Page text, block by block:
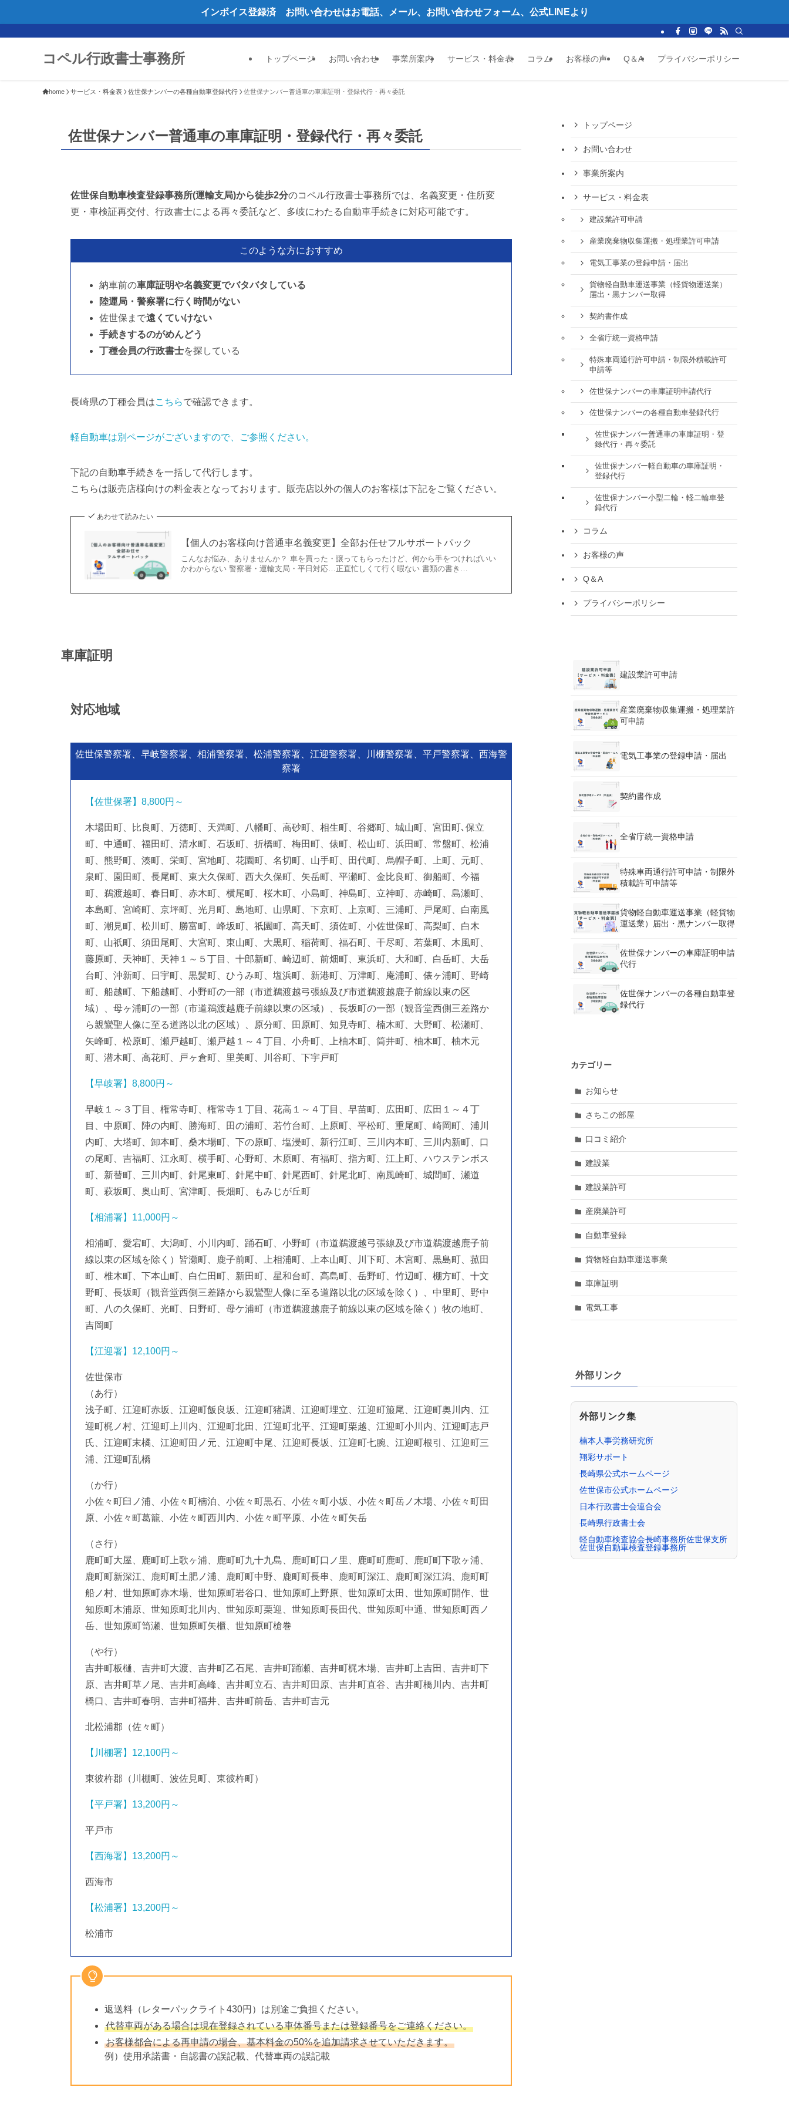
インボイス登録済 お問い合わせはお電話、メール、お問い合わせフォーム、公式LINEより
コペル行政書士事務所 トップページ お問い合わせ 事業所案内 サービス・料金表 コラム お客様の声 Q＆A プライバシーポリシー
home サービス・料金表 佐世保ナンバーの各種自動車登録代行 佐世保ナンバー普通車の車庫証明・登録代行・再々委託
佐世保ナンバー普通車の車庫証明・登録代行・再々委託
佐世保自動車検査登録事務所(運輸支局)から徒歩2分のコペル行政書士事務所では、名義変更・住所変
更・車検証再交付、行政書士による再々委託など、多岐にわたる自動車手続きに対応可能です。
このような方におすすめ
納車前の車庫証明や名義変更でバタバタしている
陸運局・警察署に行く時間がない
佐世保まで遠くていけない
手続きするのがめんどう
丁種会員の行政書士を探している
長崎県の丁種会員はこちらで確認できます。
軽自動車は別ページがございますので、ご参照ください。
下記の自動車手続きを一括して代行します。
こちらは販売店様向けの料金表となっております。販売店以外の個人のお客様は下記をご覧ください。
あわせて読みたい
【個人のお客様向け普通車名義変更】全部お任せフルサポートパック
こんなお悩み、ありませんか？ 車を買った・譲ってもらったけど、何から手をつければいい
かわからない 警察署・運輸支局・平日対応…正直忙しくて行く暇ない 書類の書き…
車庫証明
対応地域
佐世保警察署、早岐警察署、相浦警察署、松浦警察署、江迎警察署、川棚警察署、平戸警察署、西海警
察署
【佐世保署】8,800円～
木場田町、比良町、万徳町、天満町、八幡町、高砂町、相生町、谷郷町、城山町、宮田町､保立
町、中通町、福田町、清水町、石坂町、折橋町、梅田町、俵町、松山町、浜田町、常盤町、松浦
町、熊野町、湊町、栄町、宮地町、花園町、名切町、山手町、田代町、烏帽子町、上町、元町、
泉町、園田町、長尾町、東大久保町、西大久保町、矢岳町、平瀬町、金比良町、御船町、今福
町、鵜渡越町、春日町、赤木町、横尾町、桜木町、小島町、神島町、立神町、赤崎町、島瀬町、
本島町、宮崎町、京坪町、光月町、島地町、山県町、下京町、上京町、三浦町、戸尾町、白南風
町、潮見町、松川町、勝富町、峰坂町、祇園町、高天町、須佐町、小佐世保町、高梨町、白木
町、山祇町、須田尾町、大宮町、東山町、大黒町、稲荷町、福石町、干尽町、若葉町、木風町、
藤原町、天神町、天神１～５丁目、十郎新町、崎辺町、前畑町、東浜町、大和町、白岳町、大岳
台町、沖新町、日宇町、黒髪町、ひうみ町、塩浜町、新港町、万津町、庵浦町、俵ヶ浦町、野崎
町、船越町、下船越町、小野町の一部（市道鵜渡越弓張線及び市道鵜渡越鹿子前線以東の区
域）、母ヶ浦町の一部（市道鵜渡越鹿子前線以東の区域）、長坂町の一部（観音堂西側三差路か
ら親鸞聖人像に至る道路以北の区域）、原分町、田原町、知見寺町、楠木町、大野町、松瀬町、
矢峰町、松原町、瀬戸越町、瀬戸越１～４丁目、小舟町、上柚木町、筒井町、柚木町、柚木元
町、潜木町、高花町、戸ヶ倉町、里美町、川谷町、下宇戸町
【早岐署】8,800円～
早岐１～３丁目、権常寺町、権常寺１丁目、花高１～４丁目、早苗町、広田町、広田１～４丁
目、中原町、陣の内町、勝海町、田の浦町、若竹台町、上原町、平松町、重尾町、崎岡町、浦川
内町、大塔町、卸本町、桑木場町、下の原町、塩浸町、新行江町、三川内本町、三川内新町、口
の尾町、吉福町、江永町、横手町、心野町、木原町、有福町、指方町、江上町、ハウステンボス
町、新替町、三川内町、針尾東町、針尾中町、針尾西町、針尾北町、南風崎町、城間町、瀬道
町、萩坂町、奥山町、宮津町、長畑町、もみじが丘町
【相浦署】11,000円～
相浦町、愛宕町、大潟町、小川内町、踊石町、小野町（市道鵜渡越弓張線及び市道鵜渡越鹿子前
線以東の区域を除く）皆瀬町、鹿子前町、上相浦町、上本山町、川下町、木宮町、黒島町、菰田
町、椎木町、下本山町、白仁田町、新田町、星和台町、高島町、岳野町、竹辺町、棚方町、十文
野町、長坂町（観音堂西側三差路から親鸞聖人像に至る道路以北の区域を除く）、中里町、野中
町、八の久保町、光町、日野町、母ケ浦町（市道鵜渡越鹿子前線以東の区域を除く）牧の地町、
吉岡町
【江迎署】12,100円～
佐世保市
（あ行）
浅子町、江迎町赤坂、江迎町飯良坂、江迎町猪調、江迎町埋立、江迎町箙尾、江迎町奥川内、江
迎町梶ノ村、江迎町上川内、江迎町北田、江迎町北平、江迎町栗越、江迎町小川内、江迎町志戸
氏、江迎町末橘、江迎町田ノ元、江迎町中尾、江迎町長坂、江迎町七腕、江迎町根引、江迎町三
浦、江迎町乱橋
（か行）
小佐々町臼ノ浦、小佐々町楠泊、小佐々町黒石、小佐々町小坂、小佐々町岳ノ木場、小佐々町田
原、小佐々町葛籠、小佐々町西川内、小佐々町平原、小佐々町矢岳
（さ行）
鹿町町大屋、鹿町町上歌ヶ浦、鹿町町九十九島、鹿町町口ノ里、鹿町町鹿町、鹿町町下歌ヶ浦、
鹿町町新深江、鹿町町土肥ノ浦、鹿町町中野、鹿町町長串、鹿町町深江、鹿町町深江潟、鹿町町
船ノ村、世知原町赤木場、世知原町岩谷口、世知原町上野原、世知原町太田、世知原町開作、世
知原町木浦原、世知原町北川内、世知原町栗迎、世知原町長田代、世知原町中通、世知原町西ノ
岳、世知原町笥瀬、世知原町矢櫃、世知原町槍巻
（や行）
吉井町板樋、吉井町大渡、吉井町乙石尾、吉井町踊瀬、吉井町梶木場、吉井町上吉田、吉井町下
原、吉井町草ノ尾、吉井町高峰、吉井町立石、吉井町田原、吉井町直谷、吉井町橋川内、吉井町
橋口、吉井町春明、吉井町福井、吉井町前岳、吉井町吉元
北松浦郡（佐々町）
【川棚署】12,100円～
東彼杵郡（川棚町、波佐見町、東彼杵町）
【平戸署】13,200円～
平戸市
【西海署】 13,200円～
西海市
【松浦署】 13,200円～
松浦市
返送料（レターパックライト430円）は別途ご負担ください。
代替車両がある場合は現在登録されている車体番号または登録番号をご連絡ください。
お客様都合による再申請の場合、基本料金の50%を追加請求させていただきます。
例）使用承諾書・自認書の誤記載、代替車両の誤記載
トップページ
お問い合わせ
事業所案内
サービス・料金表
建設業許可申請
産業廃棄物収集運搬・処理業許可申請
電気工事業の登録申請・届出
貨物軽自動車運送事業（軽貨物運送業）
届出・黒ナンバー取得
契約書作成
全省庁統一資格申請
特殊車両通行許可申請・制限外積載許可
申請等
佐世保ナンバーの車庫証明申請代行
佐世保ナンバーの各種自動車登録代行
佐世保ナンバー普通車の車庫証明・登
録代行・再々委託
佐世保ナンバー軽自動車の車庫証明・
登録代行
佐世保ナンバー小型二輪・軽二輪車登
録代行
コラム
お客様の声
Q＆A
プライバシーポリシー
建設業許可申請
産業廃棄物収集運搬・処理業許
可申請
電気工事業の登録申請・届出
契約書作成
全省庁統一資格申請
特殊車両通行許可申請・制限外
積載許可申請等
貨物軽自動車運送事業（軽貨物
運送業）届出・黒ナンバー取得
佐世保ナンバーの車庫証明申請
代行
佐世保ナンバーの各種自動車登
録代行
カテゴリー
お知らせ
さちこの部屋
口コミ紹介
建設業
建設業許可
産廃業許可
自動車登録
貨物軽自動車運送事業
車庫証明
電気工事
外部リンク
外部リンク集
楠本人事労務研究所
翔彩サポート
長崎県公式ホームページ
佐世保市公式ホームページ
日本行政書士会連合会
長崎県行政書士会
軽自動車検査協会長崎事務所佐世保支所
佐世保自動車検査登録事務所